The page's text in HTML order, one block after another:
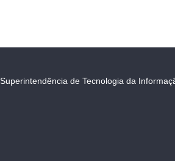
Superintendência de Tecnologia da